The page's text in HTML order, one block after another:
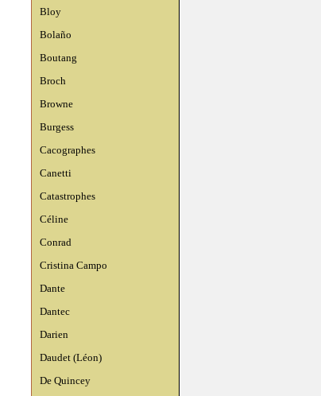
Bloy
Bolaño
Boutang
Broch
Browne
Burgess
Cacographes
Canetti
Catastrophes
Céline
Conrad
Cristina Campo
Dante
Dantec
Darien
Daudet (Léon)
De Quincey